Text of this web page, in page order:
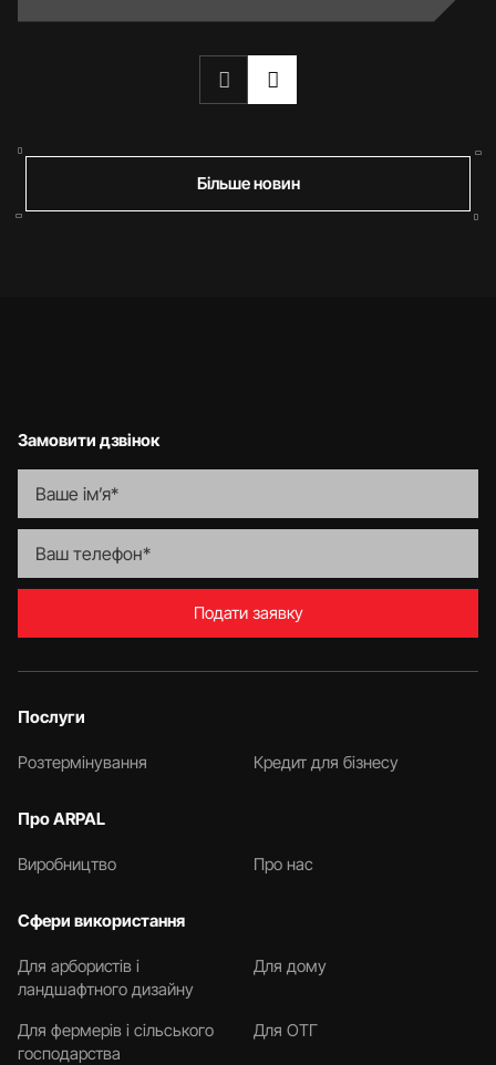
Більше новин
Замовити дзвінок
Подати заявку
Послуги
Розтермінування Кредит для бізнесу
Про ARPAL
Виробництво Про нас
Сфери використання
Для арбористів і
ландшафтного дизайну
Для дому
Для фермерів і сільського
господарства
Для ОТГ